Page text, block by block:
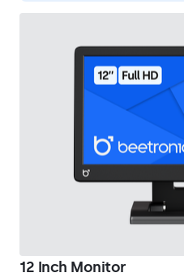
12 Inch Monitor